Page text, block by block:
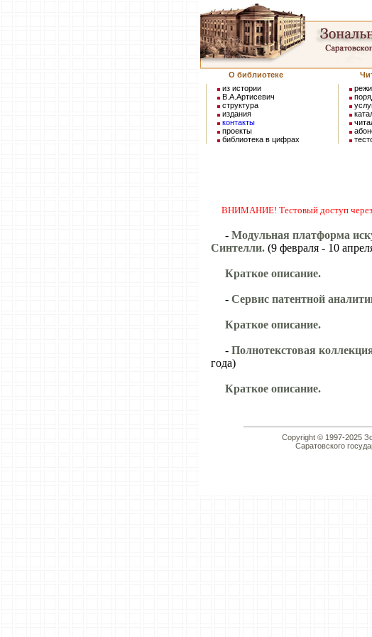
О библиотеке
из истории
В.А.Артисевич
структура
издания
контакты
проекты
библиотека в цифрах
ВНИМАНИЕ! Тестовый доступ через
- Модульная платформа
Синтелли. (9 февраля - 10
Краткое описание.
- Сервис патентной
Краткое описание.
- Полнотекстовая
года)
Краткое описание.
Copyright © 1997-2025
Саратовского